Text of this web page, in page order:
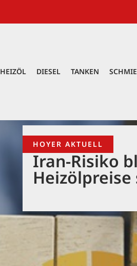
HEIZÖL DIESEL TANKEN
HOYER AKTUELL
Iran-Risiko